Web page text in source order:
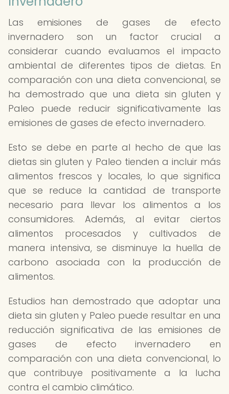
Las emisiones de gases de efecto
invernadero son un factor crucial a
considerar cuando evaluamos el impacto
ambiental de diferentes tipos de dietas. En
comparación con una dieta convencional, se
ha demostrado que una dieta sin gluten y
Paleo puede reducir significativamente las
emisiones de gases de efecto invernadero.
Esto se debe en parte al hecho de que las
dietas sin gluten y Paleo tienden a incluir más
alimentos frescos y locales, lo que significa
que se reduce la cantidad de transporte
necesario para llevar los alimentos a los
consumidores. Además, al evitar ciertos
alimentos procesados y cultivados de
manera intensiva, se disminuye la huella de
carbono asociada con la producción de
alimentos.
Estudios han demostrado que adoptar una
dieta sin gluten y Paleo puede resultar en una
reducción significativa de las emisiones de
gases de efecto invernadero en
comparación con una dieta convencional, lo
que contribuye positivamente a la lucha
contra el cambio climático.